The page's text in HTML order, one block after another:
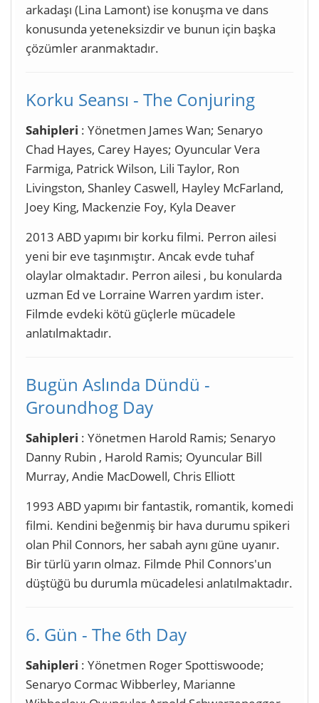
arkadaşı (Lina Lamont) ise konuşma ve dans
konusunda yeteneksizdir ve bunun için başka
çözümler aranmaktadır.
Korku Seansı - The Conjuring
Sahipleri : Yönetmen James Wan; Senaryo
Chad Hayes, Carey Hayes; Oyuncular Vera
Farmiga, Patrick Wilson, Lili Taylor, Ron
Livingston, Shanley Caswell, Hayley McFarland,
Joey King, Mackenzie Foy, Kyla Deaver
2013 ABD yapımı bir korku filmi. Perron ailesi
yeni bir eve taşınmıştır. Ancak evde tuhaf
olaylar olmaktadır. Perron ailesi , bu konularda
uzman Ed ve Lorraine Warren yardım ister.
Filmde evdeki kötü güçlerle mücadele
anlatılmaktadır.
Bugün Aslında Dündü -
Groundhog Day
Sahipleri : Yönetmen Harold Ramis; Senaryo
Danny Rubin , Harold Ramis; Oyuncular Bill
Murray, Andie MacDowell, Chris Elliott
1993 ABD yapımı bir fantastik, romantik, komedi
filmi. Kendini beğenmiş bir hava durumu spikeri
olan Phil Connors, her sabah aynı güne uyanır.
Bir türlü yarın olmaz. Filmde Phil Connors'un
düştüğü bu durumla mücadelesi anlatılmaktadır.
6. Gün - The 6th Day
Sahipleri : Yönetmen Roger Spottiswoode;
Senaryo Cormac Wibberley, Marianne